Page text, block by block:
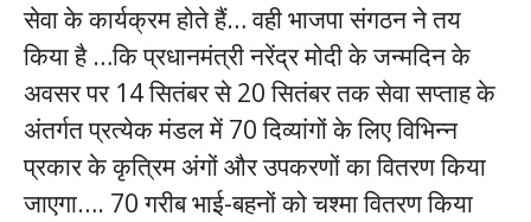
सेवा के कार्यक्रम होते हैं… वही भाजपा संगठन ने तय
किया है …कि प्रधानमंत्री नरेंद्र मोदी के जन्मदिन के
अवसर पर 14 सितंबर से 20 सितंबर तक सेवा सप्ताह के
अंतर्गत प्रत्येक मंडल में 70 दिव्यांगों के लिए विभिन्न
प्रकार के कृत्रिम अंगों और उपकरणों का वितरण किया
जाएगा…. 70 गरीब भाई-बहनों को चश्मा वितरण किया